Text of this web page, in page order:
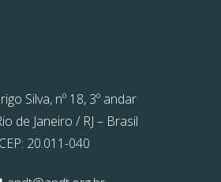
Silva, nº 18, 3º andar
de Janeiro / RJ – Brasil
CEP: 20.011-040